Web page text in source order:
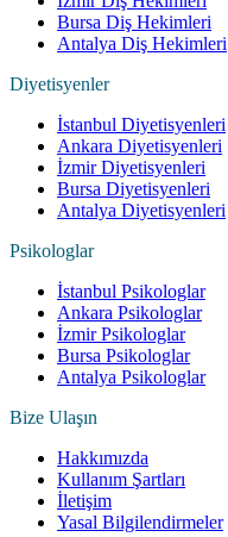
Bursa Diş Hekimleri
Antalya Diş Hekimleri
Diyetisyenler
İstanbul Diyetisyenleri
Ankara Diyetisyenleri
İzmir Diyetisyenleri
Bursa Diyetisyenleri
Antalya Diyetisyenleri
Psikologlar
İstanbul Psikologlar
Ankara Psikologlar
İzmir Psikologlar
Bursa Psikologlar
Antalya Psikologlar
Bize Ulaşın
Hakkımızda
Kullanım Şartları
İletişim
Yasal Bilgilendirmeler